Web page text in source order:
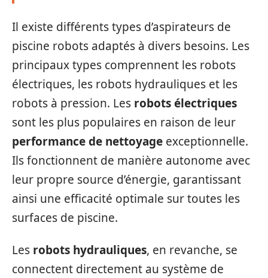
Il existe différents types d’aspirateurs de
piscine robots adaptés à divers besoins. Les
principaux types comprennent les robots
électriques, les robots hydrauliques et les
robots à pression. Les robots électriques
sont les plus populaires en raison de leur
performance de nettoyage exceptionnelle.
Ils fonctionnent de manière autonome avec
leur propre source d’énergie, garantissant
ainsi une efficacité optimale sur toutes les
surfaces de piscine.
Les robots hydrauliques, en revanche, se
connectent directement au système de